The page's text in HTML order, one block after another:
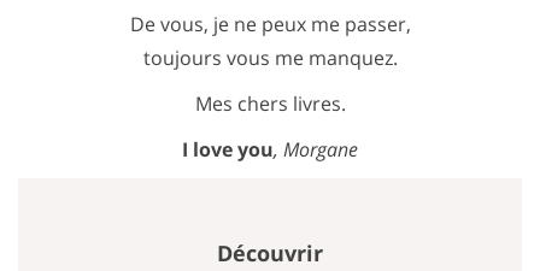
De vous, je ne peux me passer,
toujours vous me manquez.
Mes chers livres.
I love you, Morgane
Découvrir